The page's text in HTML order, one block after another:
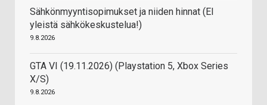
Sähkönmyyntisopimukset ja niiden hinnat (EI
yleistä sähkökeskustelua!)
9.8.2026
GTA VI (19.11.2026) (Playstation 5, Xbox Series
X/S)
9.8.2026